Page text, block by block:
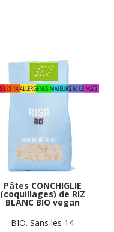
Pâtes CONCHIGLIE
(coquillages) de RIZ
BLANC BIO vegan
sans allergènes
Pasta Gustosa : 340
grammes
BIO. Sans les 14